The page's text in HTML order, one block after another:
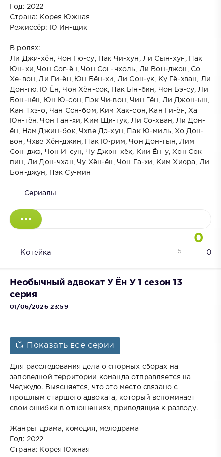
Год: 2022
Страна: Корея Южная
Режиссёр: Ю Ин-щик
В ролях:
Ли Джи-хён, Чон Гю-су, Пак Чи-хун, Ли Сын-хун, Пак
Юн-хи, Чон Сог-ён, Чон Сон-чхоль, Ли Вон-джон, Со
Хе-вон, Ли Ги-ён, Юн Бён-хи, Ли Сон-ук, Ку Гё-хван, Ли
Дон-гю, Ю Ён, Чон Хён-сок, Пак Ын-бин, Чон Бэ-су, Ли
Бон-нён, Юн Ю-сон, Пэк Чи-вон, Чин Гён, Ли Джон-ын,
Кан Тхэ-о, Чан Сон-бом, Ким Хак-сон, Кан Ги-ён, Ха
Юн-гён, Чон Ган-хи, Ким Щи-гук, Ли Со-хван, Ли Дон-
ён, Нам Джин-бок, Чхве Дэ-хун, Пак Ю-миль, Хо Дон-
вон, Чхве Хён-джин, Пак Ю-рим, Чон Дон-гын, Лим
Сон-джэ, Чон И-сун, Чу Джон-хёк, Ким Ён-у, Хон Сок-
пин, Ли Дон-чхан, Чу Хён-ён, Чон Га-хи, Ким Хиора, Ли
Бон-джун, Пэк Су-мин
Сериалы
0
Котейка 0
5
Необычный адвокат У Ён У 1 сезон 13
серия
01/06/2026 23:59
📺 Показать все серии
Для расследования дела о спорных сборах на
заповедной территории команда отправляется на
Чеджудо. Выясняется, что это место связано с
прошлым старшего адвоката, который вспоминает
свои ошибки в отношениях, приводящие к разводу.
Жанры: драма, комедия, мелодрама
Год: 2022
Страна: Корея Южная